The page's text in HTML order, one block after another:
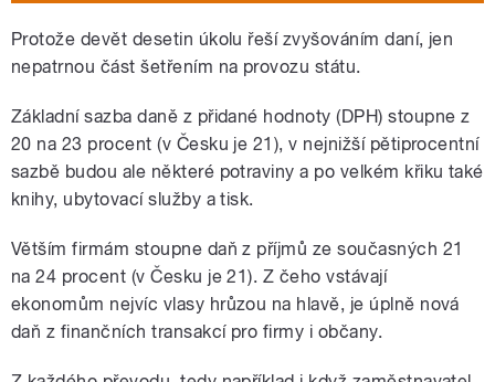
Protože devět desetin úkolu řeší zvyšováním daní, jen
nepatrnou část šetřením na provozu státu.
Základní sazba daně z přidané hodnoty (DPH) stoupne z
20 na 23 procent (v Česku je 21), v nejnižší pětiprocentní
sazbě budou ale některé potraviny a po velkém křiku také
knihy, ubytovací služby a tisk.
Větším firmám stoupne daň z příjmů ze současných 21
na 24 procent (v Česku je 21). Z čeho vstávají
ekonomům nejvíc vlasy hrůzou na hlavě, je úplně nová
daň z finančních transakcí pro firmy i občany.